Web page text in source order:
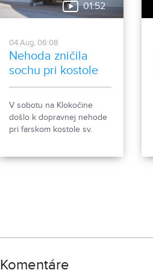
horúčav.
01:52
04.Aug, 06:08
Nehoda zničila
sochu pri kostole
V sobotu na Klokočine
došlo k dopravnej nehode
pri farskom kostole sv.
Komentáre